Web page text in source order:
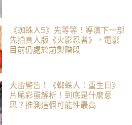
《蜘蛛人5》先等等！導演下一部
先拍真人版《火影忍者》，電影
目前仍處於前製階段
大雷警告！《蜘蛛人：重生日》
片尾彩蛋解析！到底是什麼意
思？推測這個可能性最高